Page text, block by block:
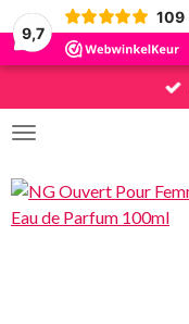
9,7
109